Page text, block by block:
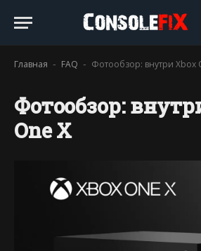
Главная - FAQ - Фотообзор: внутри Xbox
Фотообзор:
One X